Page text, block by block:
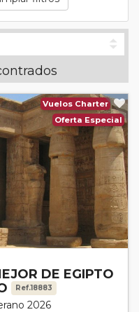
Vuelos Charter
Oferta Especial
DE EGIPTO
Ref.18883
2026